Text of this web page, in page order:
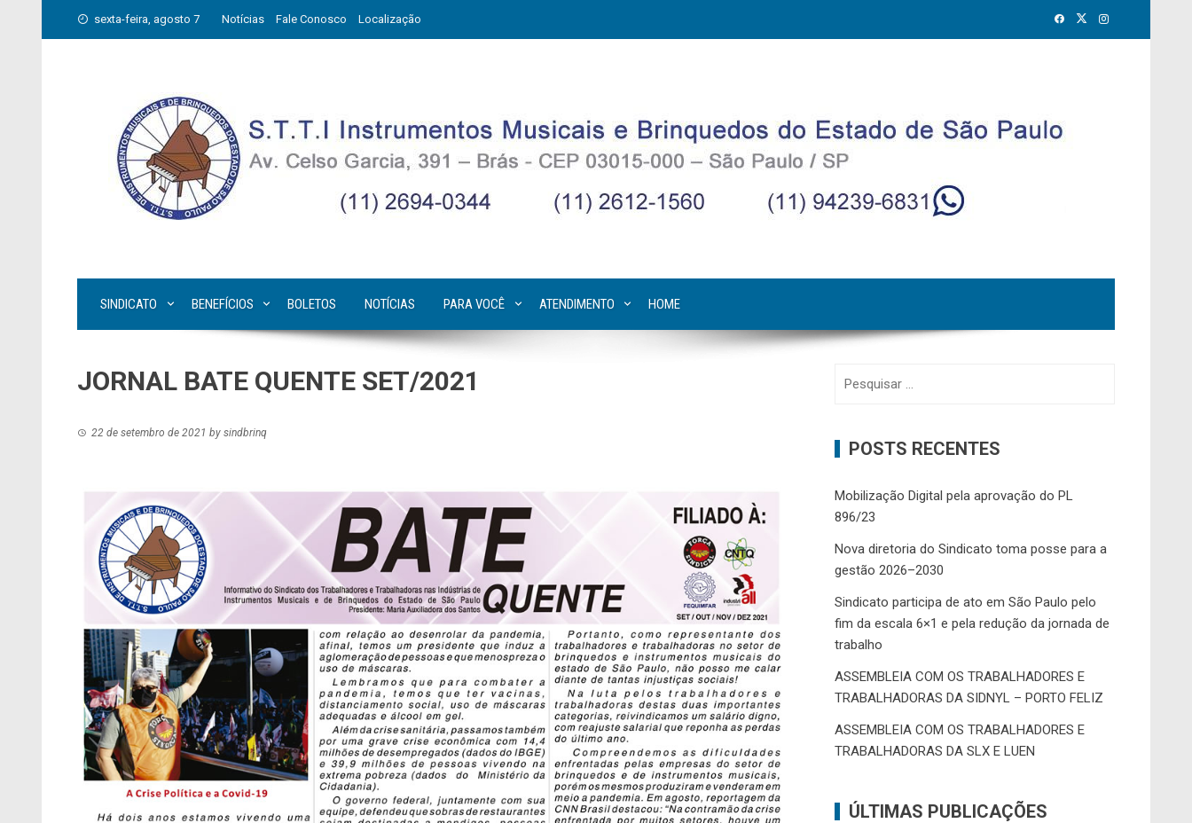
sexta-feira, agosto 7 Notícias Fale Conosco Localização
SINDICATO BENEFÍCIOS BOLETOS NOTÍCIAS PARA VOCÊ ATENDIMENTO HOME
JORNAL BATE QUENTE SET/2021
22 de setembro de 2021 by sindbrinq
POSTS RECENTES
Mobilização Digital pela aprovação do PL
896/23
Nova diretoria do Sindicato toma posse para a
gestão 2026–2030
Sindicato participa de ato em São Paulo pelo
fim da escala 6×1 e pela redução da jornada de
trabalho
ASSEMBLEIA COM OS TRABALHADORES E
TRABALHADORAS DA SIDNYL – PORTO FELIZ
ASSEMBLEIA COM OS TRABALHADORES E
TRABALHADORAS DA SLX E LUEN
ÚLTIMAS PUBLICAÇÕES